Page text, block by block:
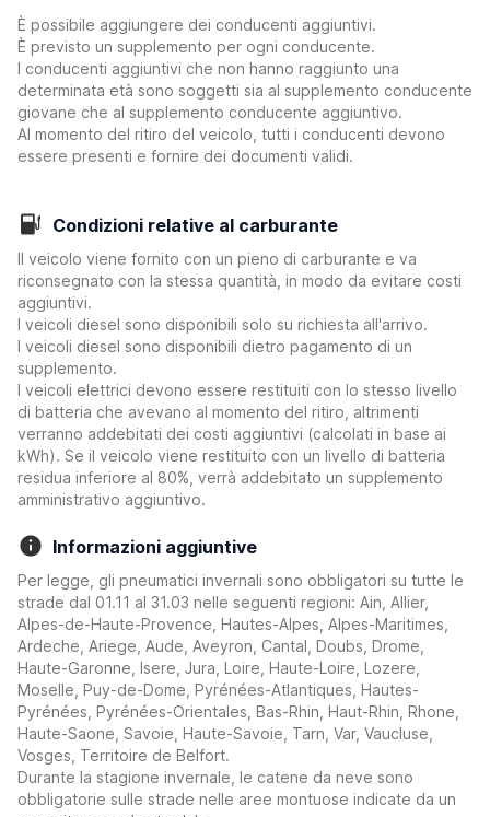
È possibile aggiungere dei conducenti aggiuntivi.
È previsto un supplemento per ogni conducente.
I conducenti aggiuntivi che non hanno raggiunto una
determinata età sono soggetti sia al supplemento conducente
giovane che al supplemento conducente aggiuntivo.
Al momento del ritiro del veicolo, tutti i conducenti devono
essere presenti e fornire dei documenti validi.
Condizioni relative al carburante
Il veicolo viene fornito con un pieno di carburante e va
riconsegnato con la stessa quantità, in modo da evitare costi
aggiuntivi.
I veicoli diesel sono disponibili solo su richiesta all'arrivo.
I veicoli diesel sono disponibili dietro pagamento di un
supplemento.
I veicoli elettrici devono essere restituiti con lo stesso livello
di batteria che avevano al momento del ritiro, altrimenti
verranno addebitati dei costi aggiuntivi (calcolati in base ai
kWh). Se il veicolo viene restituito con un livello di batteria
residua inferiore al 80%, verrà addebitato un supplemento
amministrativo aggiuntivo.
Informazioni aggiuntive
Per legge, gli pneumatici invernali sono obbligatori su tutte le
strade dal 01.11 al 31.03 nelle seguenti regioni: Ain, Allier,
Alpes-de-Haute-Provence, Hautes-Alpes, Alpes-Maritimes,
Ardeche, Ariege, Aude, Aveyron, Cantal, Doubs, Drome,
Haute-Garonne, Isere, Jura, Loire, Haute-Loire, Lozere,
Moselle, Puy-de-Dome, Pyrénées-Atlantiques, Hautes-
Pyrénées, Pyrénées-Orientales, Bas-Rhin, Haut-Rhin, Rhone,
Haute-Saone, Savoie, Haute-Savoie, Tarn, Var, Vaucluse,
Vosges, Territoire de Belfort.
Durante la stagione invernale, le catene da neve sono
obbligatorie sulle strade nelle aree montuose indicate da un